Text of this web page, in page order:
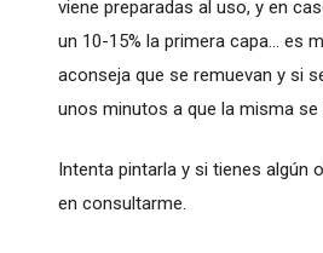
viene preparadas al uso, y en
un 10-15% la primera capa... es
aconseja que se remuevan y si
unos minutos a que la misma se
Intenta pintarla y si tienes algún
en consultarme.